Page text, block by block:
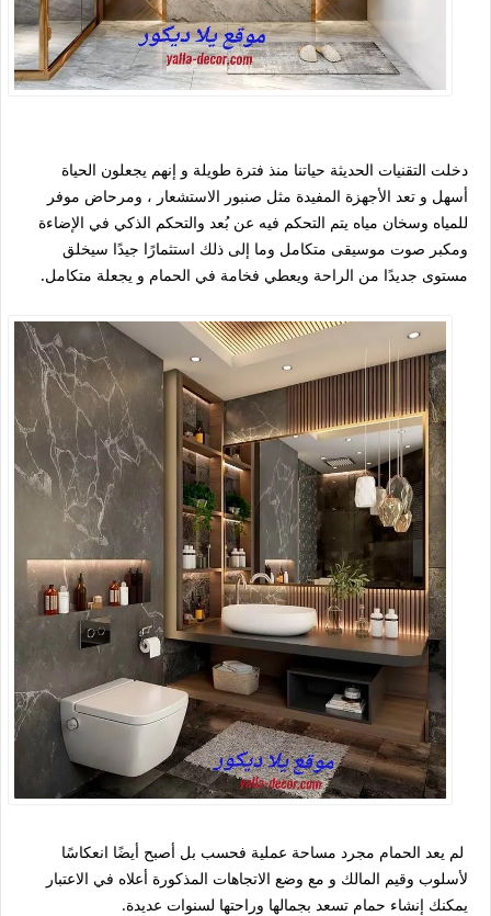
دخلت التقنيات الحديثة حياتنا منذ فترة طويلة و إنهم يجعلون الحياة
أسهل و تعد الأجهزة المفيدة مثل صنبور الاستشعار ، ومرحاض موفر
للمياه وسخان مياه يتم التحكم فيه عن بُعد والتحكم الذكي في الإضاءة
ومكبر صوت موسيقى متكامل وما إلى ذلك استثمارًا جيدًا سيخلق
مستوى جديدًا من الراحة ويعطي فخامة في الحمام و يجعلة متكامل.
لم يعد الحمام مجرد مساحة عملية فحسب بل أصبح أيضًا انعكاسًا
لأسلوب وقيم المالك و مع وضع الاتجاهات المذكورة أعلاه في الاعتبار
يمكنك إنشاء حمام تسعد بجمالها وراحتها لسنوات عديدة.